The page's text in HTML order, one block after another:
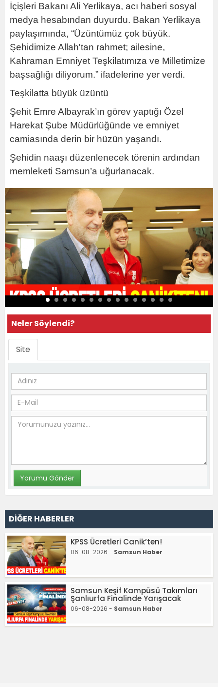
İçişleri Bakanı Ali Yerlikaya, acı haberi sosyal
medya hesabından duyurdu. Bakan Yerlikaya
paylaşımında, “Üzüntümüz çok büyük.
Şehidimize Allah'tan rahmet; ailesine,
Kahraman Emniyet Teşkilatımıza ve Milletimize
başsağlığı diliyorum.” ifadelerine yer verdi.
Teşkilatta büyük üzüntü
Şehit Emre Albayrak’ın görev yaptığı Özel
Harekat Şube Müdürlüğünde ve emniyet
camiasında derin bir hüzün yaşandı.
Şehidin naaşı düzenlenecek törenin ardından
memleketi Samsun’a uğurlanacak.
Neler Söylendi?
Site
DİĞER HABERLER
KPSS Ücretleri Canik’ten!
06-08-2026 - Samsun Haber
Samsun Keşif Kampüsü Takımları
Şanlıurfa Finalinde Yarışacak
06-08-2026 - Samsun Haber